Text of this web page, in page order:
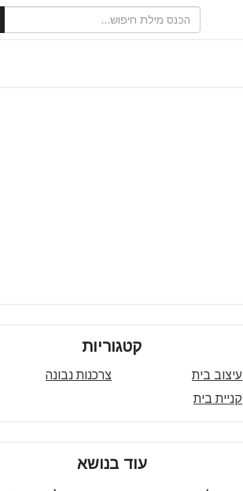
קטגוריות
עיצוב בית
צרכנות נבונה
קניית בית
עוד בנושא